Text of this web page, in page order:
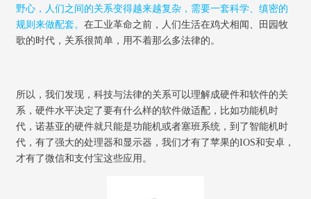
野心，人们之间的关系变得越来越复杂，需要一套科学、缜密的
规则来做配套。 在工业革命之前，人们生活在鸡犬相闻、田园牧
歌的时代，关系很简单，用不着那么多法律的。
所以，我们发现，科技与法律的关系可以理解成硬件和软件的关
系，硬件水平决定了要有什么样的软件做适配，比如功能机时
代，诺基亚的硬件就只能是功能机或者塞班系统，到了智能机时
代，有了强大的处理器和显示器，我们才有了苹果的IOS和安卓，
才有了微信和支付宝这些应用。